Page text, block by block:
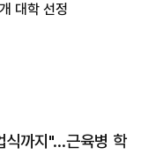
대학 선정
식까지"…근육병 학